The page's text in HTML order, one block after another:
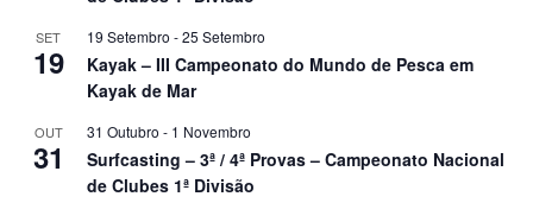
SET
19
19 Setembro -25 Setembro
Kayak – III Campeonato do Mundo de Pesca em
Kayak de Mar
OUT
31
31 Outubro - 1 Novembro
Surfcasting – 3ª / 4ª Provas – Campeonato Nacional
de Clubes 1ª Divisão